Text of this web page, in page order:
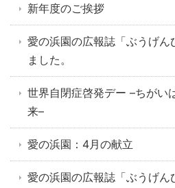
新年度のご挨拶
愛の浜園の広報誌「ぶうげ
ました。
世界自閉症啓発デー –ちがい
来–
愛の浜園：4月の献立
愛の浜園の広報誌「ぶうげ